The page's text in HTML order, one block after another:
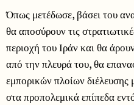
Όπως μετέδωσε, βάσει του
θα αποσύρουν τις
περιοχή του Ιράν και θα
από την πλευρά του, θα
εμπορικών πλοίων
στα προπολεμικά επίπεδα